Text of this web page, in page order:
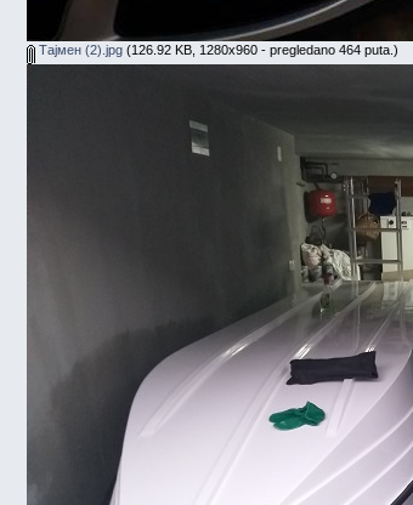
Тајмен (2).jpg(126.92 KB, 1280x960 - pregledano 464 puta.)